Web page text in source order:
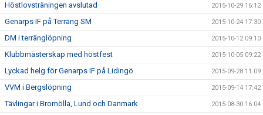
Höstlovsträningen avslutad 2015-10-29 16:12
Genarps IF på Terräng SM 2015-10-24 17:30
DM i terränglöpning 2015-10-12 09:10
Klubbmästerskap med höstfest 2015-10-05 09:22
Lyckad helg för Genarps IF på Lidingö 2015-09-28 11:09
VVM i Bergslöpning 2015-09-14 17:42
Tävlingar i Bromölla, Lund och Danmark 2015-08-30 16:04